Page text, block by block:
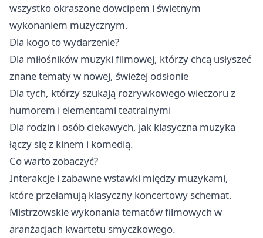
wszystko okraszone dowcipem i świetnym
wykonaniem muzycznym.
Dla kogo to wydarzenie?
Dla miłośników muzyki filmowej, którzy chcą usłyszeć
znane tematy w nowej, świeżej odsłonie
Dla tych, którzy szukają rozrywkowego wieczoru z
humorem i elementami teatralnymi
Dla rodzin i osób ciekawych, jak klasyczna muzyka
łączy się z kinem i komedią.
Co warto zobaczyć?
Interakcje i zabawne wstawki między muzykami,
które przełamują klasyczny koncertowy schemat.
Mistrzowskie wykonania tematów filmowych w
aranżacjach kwartetu smyczkowego.